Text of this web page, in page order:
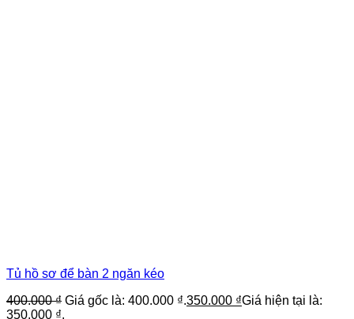
Tủ hồ sơ để bàn 2 ngăn kéo
400.000₫ Giá gốc là: 400.000 ₫.350.000 ₫Giá hiện tại là:
350.000 ₫.